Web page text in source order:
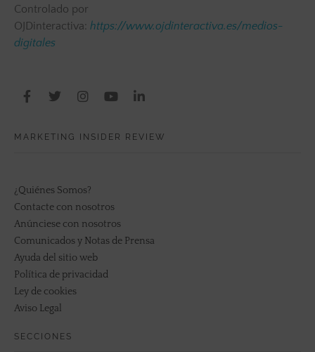
Controlado por
OJDinteractiva: https://www.ojdinteractiva.es/medios-
digitales
MARKETING INSIDER REVIEW
¿Quiénes Somos?
Contacte con nosotros
Anúnciese con nosotros
Comunicados y Notas de Prensa
Ayuda del sitio web
Política de privacidad
Ley de cookies
Aviso Legal
SECCIONES